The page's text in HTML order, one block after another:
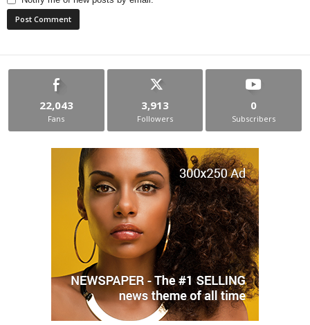
22,043
Fans
3,913
Followers
0
Subscribers